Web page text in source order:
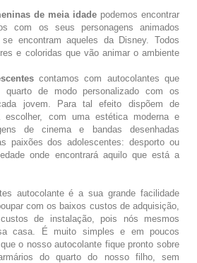
de meia idadepodemos encontrar
com os seus personagens animados
encontram aqueles da Disney. Todos
e coloridas que vão animar o ambiente
contamos com autocolantes que
quarto de modo personalizado com os
jovem. Para tal efeito dispõem de
escolher, com uma estética moderna e
de cinema e bandas desenhadas
paixões dos adolescentes: desporto ou
onde encontrará aquilo que está a
autocolante é a sua grande facilidade
com os baixos custos de adquisição,
de instalação, pois nós mesmos
casa. É muito simples e em poucos
o nosso autocolante fique pronto sobre
do quarto do nosso filho, sem